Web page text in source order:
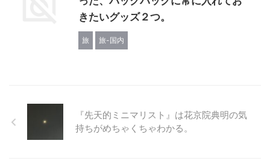
きたいグッズ２つ。
旅 旅-国内
『先天的ミニマリスト』は花京院典明の気
持ちがめちゃくちゃわかる。